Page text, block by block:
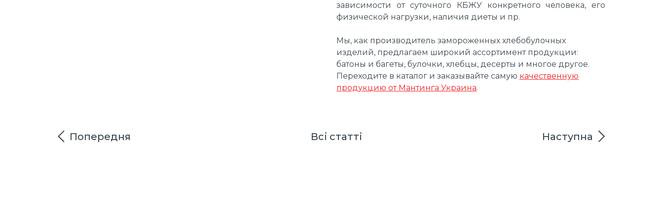
зависимости от суточного КБЖУ конкретного человека, его
физической нагрузки, наличия диеты и пр.
Мы, как производитель замороженных хлебобулочных
изделий, предлагаем широкий ассортимент продукции:
батоны и багеты, булочки, хлебцы, десерты и многое другое.
Переходите в каталог и заказывайте самую качественную
продукцию от Мантинга Украина.
Попередня Всі cтатті Наступна